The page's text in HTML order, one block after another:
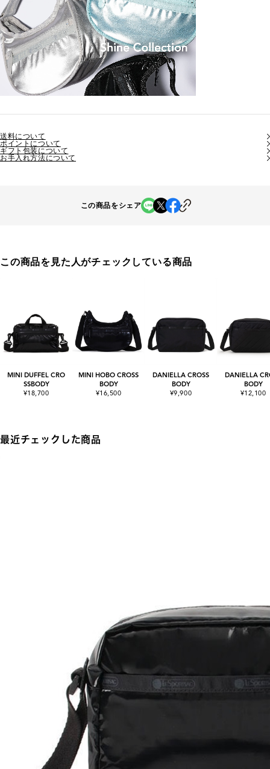
送料について
ポイントについて
ギフト包装について
お手入れ方法について
この商品をシェア
この商品を見た人がチェックしている商品
MINI DUFFEL CRO
SSBODY
¥18,700
MINI HOBO CROSS
BODY
¥16,500
DANIELLA CROSS
BODY
¥9,900
DANIELLA
BODY
¥12,100
最近チェックした商品